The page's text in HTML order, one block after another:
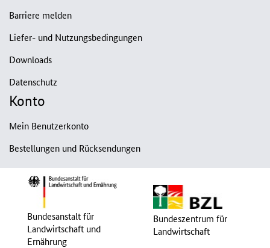
Barriere melden
Liefer- und Nutzungsbedingungen
Downloads
Datenschutz
Konto
Mein Benutzerkonto
Bestellungen und Rücksendungen
Bundesanstalt für
Landwirtschaft und
Ernährung
Bundeszentrum für
Landwirtschaft